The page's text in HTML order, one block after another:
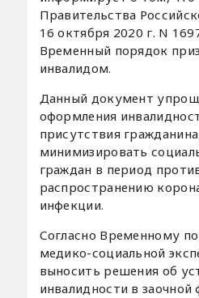
Правительства
16 октября 2020 г. N
Временный порядок
инвалидом.
Данный документ
оформления
присутствия
минимизировать
граждан в период
распространению
инфекции.
Согласно Временному
медико-социальной
выносить решения об
инвалидности в заочной